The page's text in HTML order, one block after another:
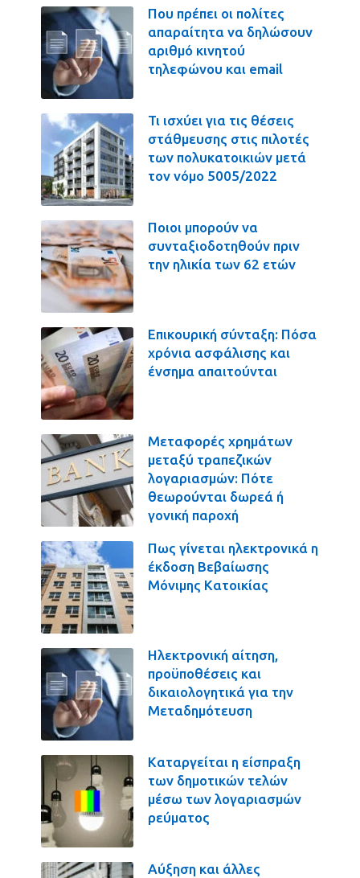
Που πρέπει οι πολίτες
απαραίτητα να δηλώσουν
αριθμό κινητού
τηλεφώνου και email
Τι ισχύει για τις θέσεις
στάθμευσης στις πιλοτές
των πολυκατοικιών μετά
τον νόμο 5005/2022
Ποιοι μπορούν να
συνταξιοδοτηθούν πριν
την ηλικία των 62 ετών
Επικουρική σύνταξη: Πόσα
χρόνια ασφάλισης και
ένσημα απαιτούνται
Μεταφορές χρημάτων
μεταξύ τραπεζικών
λογαριασμών: Πότε
θεωρούνται δωρεά ή
γονική παροχή
Πως γίνεται ηλεκτρονικά η
έκδοση Βεβαίωσης
Μόνιμης Κατοικίας
Ηλεκτρονική αίτηση,
προϋποθέσεις και
δικαιολογητικά για την
Μεταδημότευση
Καταργείται η είσπραξη
των δημοτικών τελών
μέσω των λογαριασμών
ρεύματος
Αύξηση και άλλες